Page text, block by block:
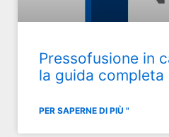
Pressofusione in
la guida completa
PER SAPERNE DI PIÙ "